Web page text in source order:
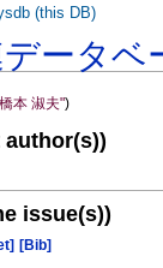
ータベ
本 淑夫")
author(s))
issue(s))
[Bib]
(this DB)